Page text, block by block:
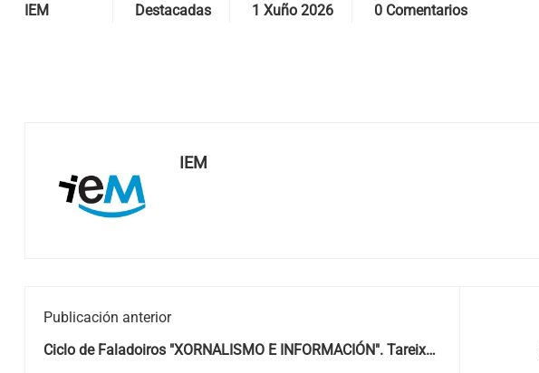
IEM Destacadas 1 Xuño 2026 0 Comentarios
IEM
Publicación anterior
Ciclo de Faladoiros "XORNALISMO E INFORMACIÓN". Tareixa